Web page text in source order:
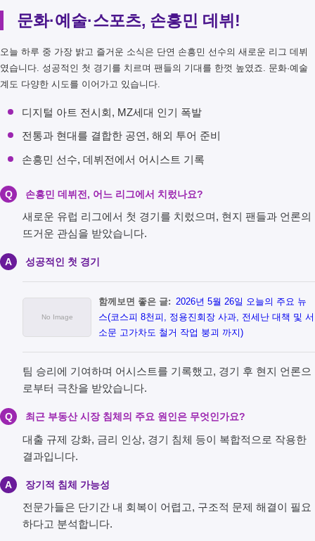
문화·예술·스포츠, 손흥민 데뷔!
오늘 하루 중 가장 밝고 즐거운 소식은 단연 손흥민 선수의 새로운 리그 데뷔
였습니다. 성공적인 첫 경기를 치르며 팬들의 기대를 한껏 높였죠. 문화·예술
계도 다양한 시도를 이어가고 있습니다.
디지털 아트 전시회, MZ세대 인기 폭발
전통과 현대를 결합한 공연, 해외 투어 준비
손흥민 선수, 데뷔전에서 어시스트 기록
Q 손흥민 데뷔전, 어느 리그에서 치렀나요?
새로운 유럽 리그에서 첫 경기를 치렀으며, 현지 팬들과 언론의
뜨거운 관심을 받았습니다.
A 성공적인 첫 경기
함께보면 좋은 글: 2026년 5월 26일 오늘의 주요 뉴
스(코스피 8천피, 정용진회장 사과, 전세난 대책 및 서
소문 고가차도 철거 작업 붕괴 까지)
팀 승리에 기여하며 어시스트를 기록했고, 경기 후 현지 언론으
로부터 극찬을 받았습니다.
Q 최근 부동산 시장 침체의 주요 원인은 무엇인가요?
대출 규제 강화, 금리 인상, 경기 침체 등이 복합적으로 작용한
결과입니다.
A 장기적 침체 가능성
전문가들은 단기간 내 회복이 어렵고, 구조적 문제 해결이 필요
하다고 분석합니다.